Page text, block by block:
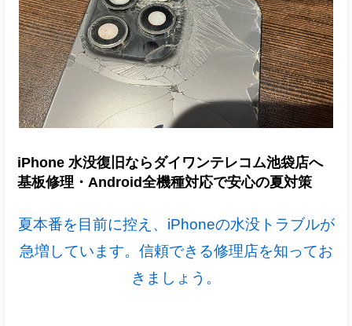
iPhone 水没復旧ならダイワンテレコム池袋店へ
基板修理・Android全機種対応で安心の夏対策
夏本番を目前に控え、iPhoneの水没トラブルが
急増しています。信頼できる修理店を知ってお
きましょう。